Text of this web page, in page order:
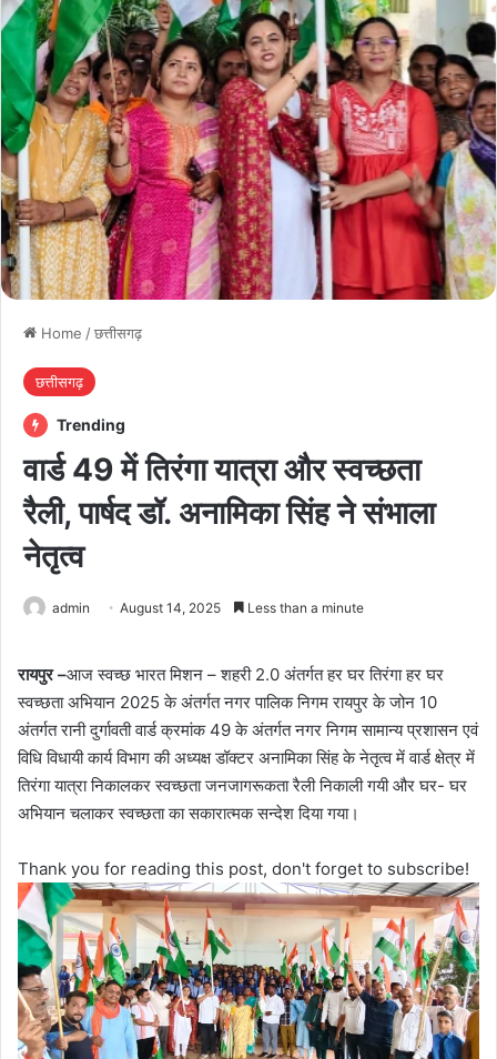
Home /छत्तीसगढ़
छत्तीसगढ़
Trending
वार्ड 49 में तिरंगा यात्रा और स्वच्छता
रैली, पार्षद डॉ. अनामिका सिंह ने संभाला
नेतृत्व
admin August 14, 2025 Less than a minute
रायपुर –आज स्वच्छ भारत मिशन – शहरी 2.0 अंतर्गत हर घर तिरंगा हर घर
स्वच्छता अभियान 2025 के अंतर्गत नगर पालिक निगम रायपुर के जोन 10
अंतर्गत रानी दुर्गावती वार्ड क्रमांक 49 के अंतर्गत नगर निगम सामान्य प्रशासन एवं
विधि विधायी कार्य विभाग की अध्यक्ष डॉक्टर अनामिका सिंह के नेतृत्व में वार्ड क्षेत्र में
तिरंगा यात्रा निकालकर स्वच्छता जनजागरूकता रैली निकाली गयी और घर- घर
अभियान चलाकर स्वच्छता का सकारात्मक सन्देश दिया गया।
Thank you for reading this post, don't forget to subscribe!